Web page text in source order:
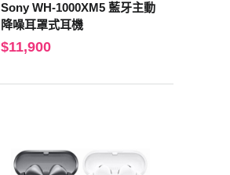
Sony WH-1000XM5 藍牙主動
降噪耳罩式耳機
$11,900